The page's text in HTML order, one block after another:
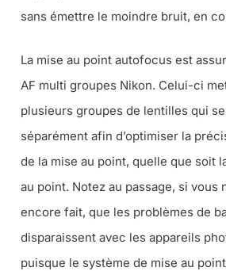
sans émettre le moindre bruit, en
La mise au point autofocus est
AF multi groupes Nikon. Celui-ci
plusieurs groupes de lentilles qui
séparément afin d’optimiser la
de la mise au point, quelle que soit
au point. Notez au passage, si vous
encore fait, que les problèmes de
disparaissent avec les appareils
puisque le système de mise au